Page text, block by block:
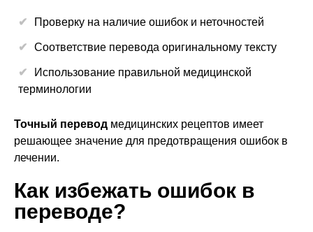
Проверку на наличие ошибок и неточностей
Соответствие перевода оригинальному тексту
Использование правильной медицинской
терминологии
Точный перевод медицинских рецептов имеет
решающее значение для предотвращения ошибок в
лечении.
Как избежать ошибок в
переводе?